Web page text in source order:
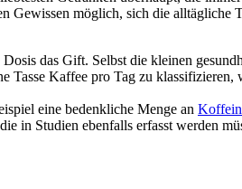
möglich, sich die alltägliche
das Gift. Selbst die kleinen
Kaffee pro Tag zu
eine bedenkliche Menge an Koffein
in Studien ebenfalls erfasst werden